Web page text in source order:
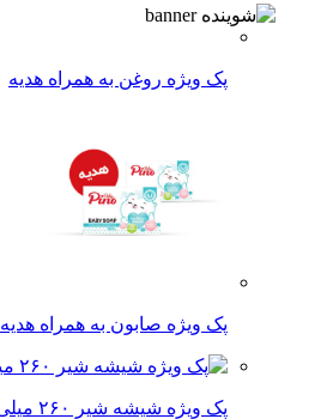
پک ویژه روغن به همراه هدیه
پک ویژه صابون به همراه هدیه
پک ویژه شیشه شیر ۲۶۰ میلی لیتر به همراه پستانک هدیه